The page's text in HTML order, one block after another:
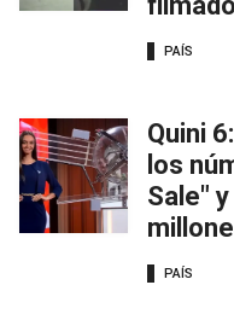
PAÍS
Quini
los
Sale"
PAÍS